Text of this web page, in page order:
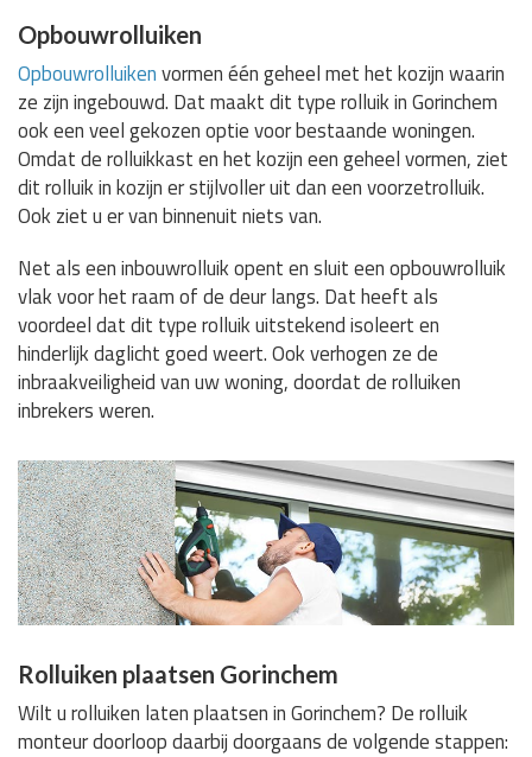
Opbouwrolluiken
Opbouwrolluikenvormen één geheel met het kozijn waarin
ze zijn ingebouwd. Dat maakt dit type rolluik in Gorinchem
ook een veel gekozen optie voor bestaande woningen.
Omdat de rolluikkast en het kozijn een geheel vormen, ziet
dit rolluik in kozijn er stijlvoller uit dan een voorzetrolluik.
Ook ziet u er van binnenuit niets van.
Net als een inbouwrolluik opent en sluit een opbouwrolluik
vlak voor het raam of de deur langs. Dat heeft als
voordeel dat dit type rolluik uitstekend isoleert en
hinderlijk daglicht goed weert. Ook verhogen ze de
inbraakveiligheid van uw woning, doordat de rolluiken
inbrekers weren.
Rolluiken plaatsen Gorinchem
Wilt u rolluiken laten plaatsen in Gorinchem? De rolluik
monteur doorloop daarbij doorgaans de volgende stappen: